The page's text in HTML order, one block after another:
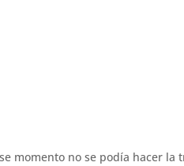
momento no se podía hacer